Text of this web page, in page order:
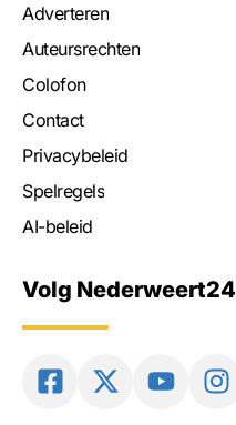
Adverteren
Auteursrechten
Colofon
Contact
Privacybeleid
Spelregels
AI-beleid
Volg Nederweert24